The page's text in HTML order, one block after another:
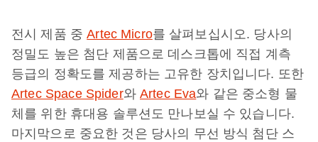
전시 제품 중Artec Micro를 살펴보십시오. 당사의
정밀도 높은 첨단 제품으로 데스크톱에 직접 계측
등급의 정확도를 제공하는 고유한 장치입니다. 또한
Artec Space Spider와Artec Eva와 같은 중소형 물
체를 위한 휴대용 솔루션도 만나보실 수 있습니다.
마지막으로 중요한 것은 당사의 무선 방식 첨단 스